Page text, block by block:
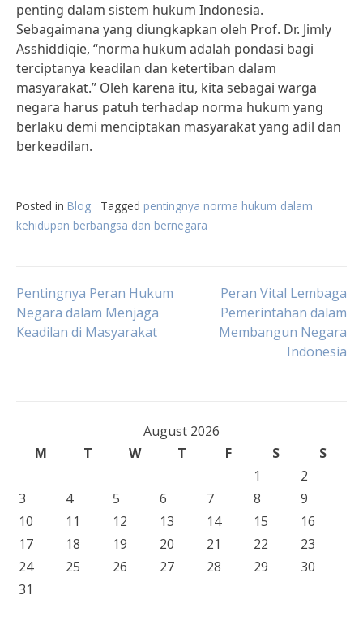
penting dalam sistem hukum Indonesia.
Sebagaimana yang diungkapkan oleh Prof. Dr. Jimly
Asshiddiqie, “norma hukum adalah pondasi bagi
terciptanya keadilan dan ketertiban dalam
masyarakat.” Oleh karena itu, kita sebagai warga
negara harus patuh terhadap norma hukum yang
berlaku demi menciptakan masyarakat yang adil dan
berkeadilan.
Posted in Blog Tagged pentingnya norma hukum dalam
kehidupan berbangsa dan bernegara
Post
navigation
Pentingnya Peran Hukum
Negara dalam Menjaga
Keadilan di Masyarakat
Peran Vital Lembaga
Pemerintahan dalam
Membangun Negara
Indonesia
August 2026
M
T W T F S
S
1
2
3
4 5 6 7 8
9
10
11 12 13 14 15
16
17
18 19 20 21 22
23
24
25 26 27 28 29
30
31